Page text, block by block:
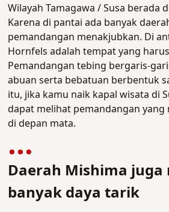
Wilayah Tamagawa / Susa berada
Karena di pantai ada banyak
pemandangan menakjubkan. Di
Hornfels adalah tempat yang
Pemandangan tebing bergaris-
abuan serta bebatuan berbentuk
itu, jika kamu naik kapal wisata di
dapat melihat pemandangan
di depan mata.
Daerah Mishima
banyak daya tarik